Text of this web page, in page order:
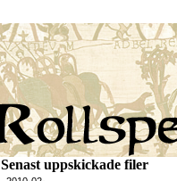
Senast uppskickade filer